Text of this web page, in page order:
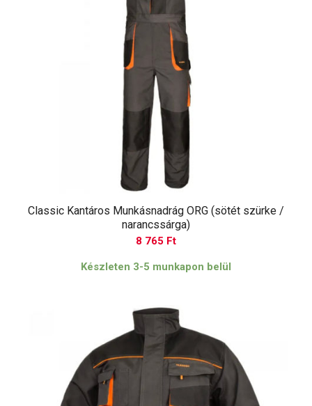
Classic Kantáros Munkásnadrág ORG (sötét szürke /
narancssárga)
8 765 Ft
Készleten 3-5 munkapon belül